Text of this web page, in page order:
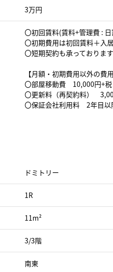
3万円
〇初回賃料(賃料+管理費 : 日
〇初期費用は初回賃料＋入
〇短期契約も承っておりま
【月額・初期費用以外の費用
〇部屋移動費 10,000円+税
〇更新料（再契約料）
〇保証会社利用料 2年目以
ドミトリー
1R
11m²
3/3階
南東